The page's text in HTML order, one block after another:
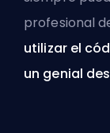
profesional
utilizar el
un genial